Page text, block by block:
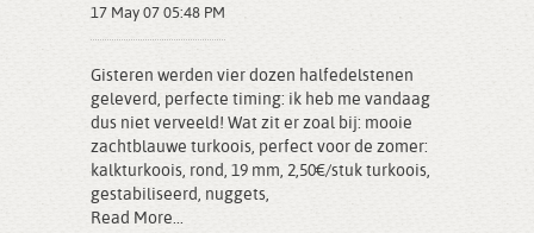
17 May 07 05:48 PM
Gisteren werden vier dozen halfedelstenen
geleverd, perfecte timing: ik heb me vandaag
dus niet verveeld! Wat zit er zoal bij: mooie
zachtblauwe turkoois, perfect voor de zomer:
kalkturkoois, rond, 19 mm, 2,50€/stuk turkoois,
gestabiliseerd, nuggets,
Read More...